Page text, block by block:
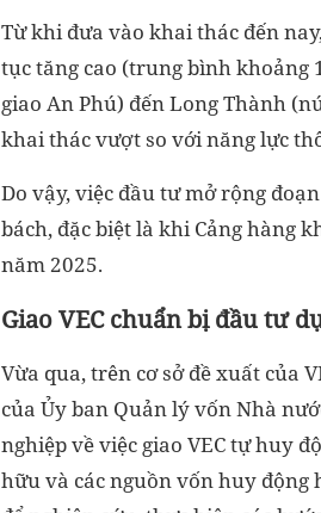
Từ khi đưa vào khai thác đến
tục tăng cao (trung bình khoảng
giao An Phú) đến Long Thành
khai thác vượt so với năng lực
Do vậy, việc đầu tư mở rộng
bách, đặc biệt là khi Cảng hàng
năm 2025.
Giao VEC chuẩn bị đầu tư
Vừa qua, trên cơ sở đề xuất của
của Ủy ban Quản lý vốn Nhà
nghiệp về việc giao VEC tự huy
hữu và các nguồn vốn huy động